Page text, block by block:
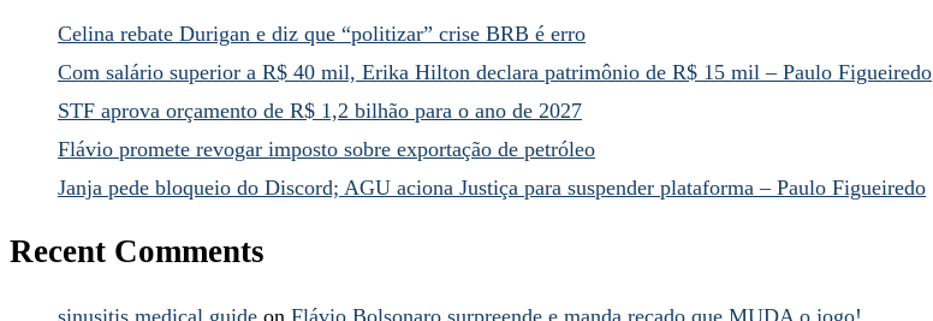
Celina rebate Durigan e diz que “politizar” crise BRB é erro
Com salário superior a R$ 40 mil, Erika Hilton declara patrimônio de R$ 15 mil – Paulo Figueiredo
STF aprova orçamento de R$ 1,2 bilhão para o ano de 2027
Flávio promete revogar imposto sobre exportação de petróleo
Janja pede bloqueio do Discord; AGU aciona Justiça para suspender plataforma – Paulo Figueiredo
Recent Comments